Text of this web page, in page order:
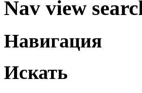
Nav view
Навигация
Искать